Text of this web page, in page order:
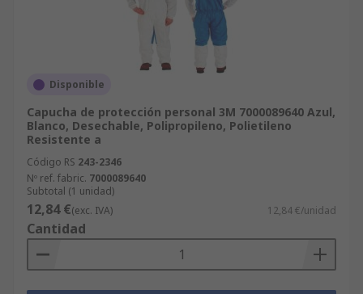
Disponible
Capucha de protección personal 3M 7000089640 Azul,
Blanco, Desechable, Polipropileno, Polietileno
Resistente a
Código RS 243-2346
Nº ref. fabric. 7000089640
Subtotal (1 unidad)
12,84 €(exc. IVA) 12,84 €/unidad
Cantidad